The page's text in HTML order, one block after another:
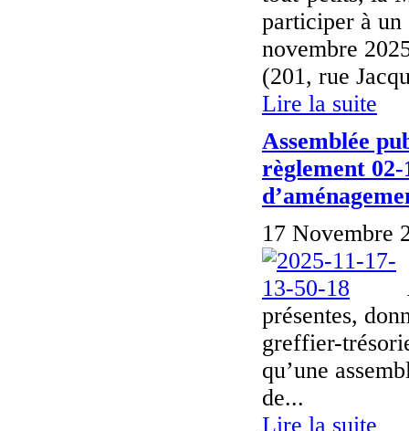
participer à
novembre
(201, rue
Lire la suite
Assemblée
règlement
17 Novembre
présentes,
greffier-
qu’une
de...
Lire la suite